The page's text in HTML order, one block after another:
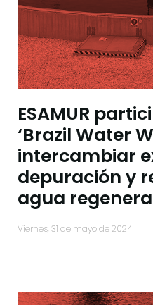
ESAMUR
‘Brazil Water
intercambiar
depuración y
agua
viernes, 31 de mayo de 2024